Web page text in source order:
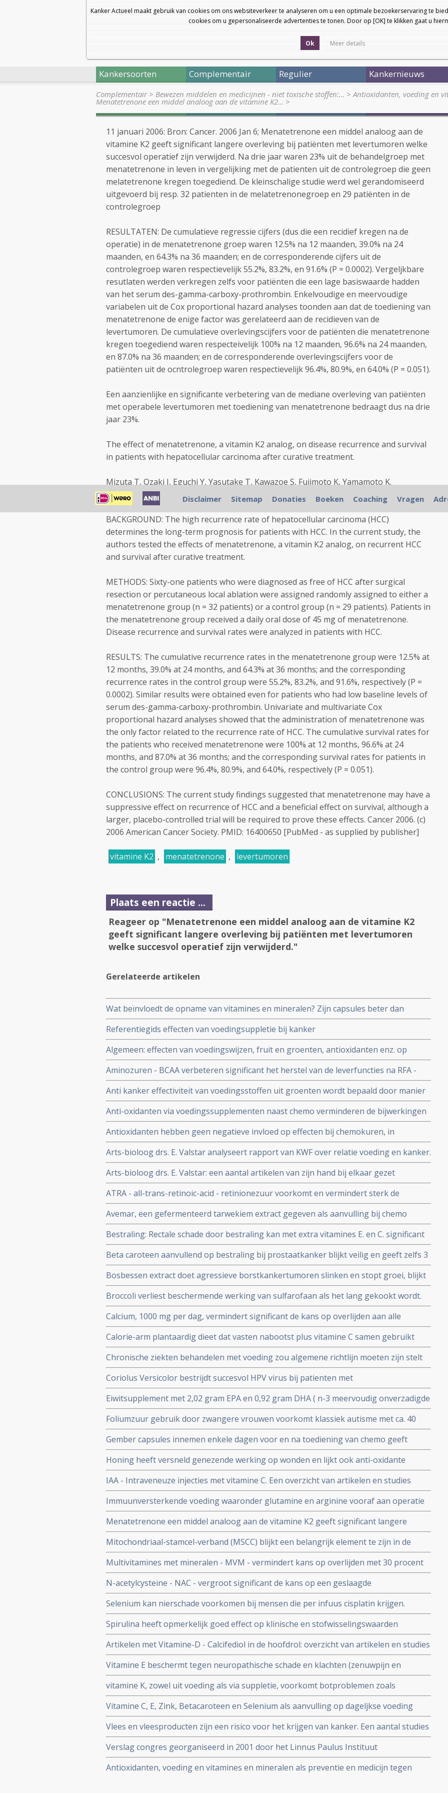
Kanker Actueel maakt gebruik van cookies om ons websiteverkeer te analyseren om u een optimale bezoekerservaring te
cookies om u gepersonaliseerde advertenties te tonen. Door op [OK] te klikken gaat u
Ok Meer details
Kankersoorten Complementair Regulier Kankernieuws
Complementair> Bewezen middelen en medicijnen - niet toxische stoffen:… >Antioxidanten, voeding en
Menatetrenone een middel analoog aan de vitamine K2… >
11 januari 2006: Bron: Cancer. 2006 Jan 6; Menatetrenone een middel analoog aan de
vitamine K2 geeft significant langere overleving bij patiënten met levertumoren welke
succesvol operatief zijn verwijderd. Na drie jaar waren 23% uit de behandelgroep met
menatetrenone in leven in vergelijking met de patienten uit de controlegroep die geen
melatetrenone kregen toegediend. De kleinschalige studie werd wel gerandomiseerd
uitgevoerd bij resp. 32 patienten in de melatetrenonegroep en 29 patiënten in de
controlegroep
RESULTATEN: De cumulatieve regressie cijfers (dus die een recidief kregen na de
operatie) in de menatetrenone groep waren 12.5% na 12 maanden, 39.0% na 24
maanden, en 64.3% na 36 maanden; en de corresponderende cijfers uit de
controlegroep waren respectievelijk 55.2%, 83.2%, en 91.6% (P = 0.0002). Vergeljkbare
resutlaten werden verkregen zelfs voor patiënten die een lage basiswaarde hadden
van het serum des-gamma-carboxy-prothrombin. Enkelvoudige en meervoudige
variabelen uit de Cox proportional hazard analyses toonden aan dat de toediening van
menatetrenone de enige factor was gerelateerd aan de recidieven van de
levertumoren. De cumulatieve overlevingscijfers voor de patiënten die menatetrenone
kregen toegediend waren respecteivelijk 100% na 12 maanden, 96.6% na 24 maanden,
en 87.0% na 36 maanden; en de corresponderende overlevingscijfers voor de
patiënten uit de ocntrolegroep waren respectievelijk 96.4%, 80.9%, en 64.0% (P = 0.051).
Een aanzienlijke en significante verbetering van de mediane overleving van patiënten
met operabele levertumoren met toediening van menatetrenone bedraagt dus na drie
jaar 23%.
The effect of menatetrenone, a vitamin K2 analog, on disease recurrence and survival
in patients with hepatocellular carcinoma after curative treatment.
Mizuta T, Ozaki I, Eguchi Y, Yasutake T, Kawazoe S, Fujimoto K, Yamamoto K.
Department of Internal Medicine, Saga Medical School, Saga, Japan.
BACKGROUND: The high recurrence rate of hepatocellular carcinoma (HCC)
determines the long-term prognosis for patients with HCC. In the current study, the
authors tested the effects of menatetrenone, a vitamin K2 analog, on recurrent HCC
and survival after curative treatment.
METHODS: Sixty-one patients who were diagnosed as free of HCC after surgical
resection or percutaneous local ablation were assigned randomly assigned to either a
menatetrenone group (n = 32 patients) or a control group (n = 29 patients). Patients in
the menatetrenone group received a daily oral dose of 45 mg of menatetrenone.
Disease recurrence and survival rates were analyzed in patients with HCC.
RESULTS: The cumulative recurrence rates in the menatetrenone group were 12.5% at
12 months, 39.0% at 24 months, and 64.3% at 36 months; and the corresponding
recurrence rates in the control group were 55.2%, 83.2%, and 91.6%, respectively (P =
0.0002). Similar results were obtained even for patients who had low baseline levels of
serum des-gamma-carboxy-prothrombin. Univariate and multivariate Cox
proportional hazard analyses showed that the administration of menatetrenone was
the only factor related to the recurrence rate of HCC. The cumulative survival rates for
the patients who received menatetrenone were 100% at 12 months, 96.6% at 24
months, and 87.0% at 36 months; and the corresponding survival rates for patients in
the control group were 96.4%, 80.9%, and 64.0%, respectively (P = 0.051).
CONCLUSIONS: The current study findings suggested that menatetrenone may have a
suppressive effect on recurrence of HCC and a beneficial effect on survival, although a
larger, placebo-controlled trial will be required to prove these effects. Cancer 2006. (c)
2006 American Cancer Society. PMID: 16400650 [PubMed - as supplied by publisher]
vitamine K2 , menatetrenone , levertumoren
Plaats een reactie ...
Reageer op "Menatetrenone een middel analoog aan de vitamine K2
geeft significant langere overleving bij patiënten met levertumoren
welke succesvol operatief zijn verwijderd."
Gerelateerde artikelen
Wat beïnvloedt de opname van vitamines en mineralen? Zijn capsules beter dan
tabletten? Alf Knutzen directeur van Alfytal schrijft hierover interessant artikel
Referentiegids effecten van voedingsuppletie bij kanker
Algemeen: effecten van voedingswijzen, fruit en groenten, antioxidanten enz. op
voorkomen van kanker en als aanvulling bij behandelngen van kanker: een overzicht
Aminozuren - BCAA verbeteren significant het herstel van de leverfuncties na RFA -
Radio Frequency Ablation van primaire leverkanker
Anti kanker effectiviteit van voedingsstoffen uit groenten wordt bepaald door manier
van bewaren en bereiding. Stomen is beter dan koken, rauw soms het beste
Anti-oxidanten via voedingssupplementen naast chemo verminderen de bijwerkingen
verbetert de effectiviteit van chemo en zorgt voor betere overall overleving blijkt uit
grote meta-analyse van 93 gerandomiseerde studies
Antioxidanten hebben geen negatieve invloed op effecten bij chemokuren, in
tegendeel: antioxidanten verbeteren de kwaliteit van leven door verminderde
bijwerkingen en verbeteren de effectiviteit van de chemokuren aanzienlijk.
Arts-bioloog drs. E. Valstar analyseert rapport van KWF over relatie voeding en kanker.
Deel 1: De rol van fruit en groente bij kanker.
Arts-bioloog drs. E. Valstar: een aantal artikelen van zijn hand bij elkaar gezet
waaronder ook enkele publicaties in kranten of tijdschriften
ATRA - all-trans-retinoic-acid - retinionezuur voorkomt en vermindert sterk de
tumorgroei bij darmkanker blijkt uit dierstudies en darmflora van
darmkankerpatienten
Avemar, een gefermenteerd tarwekiem extract gegeven als aanvulling bij chemo
(dacarbazine) verlengt overlevingstijd bij melanoompatienten en bij
darmkankerpatienten met extra groot risico.
Bestraling: Rectale schade door bestraling kan met extra vitamines E. en C. significant
verminderd en sneller hersteld worden, blijkt uit studie met 20 patiënten.
Beta caroteen aanvullend op bestraling bij prostaatkanker blijkt veilig en geeft zelfs 3
procent meer 10 jaars- overlevingen, bljikt uit placebo gecontroleerde
gerandomiseerde studie
Bosbessen extract doet agressieve borstkankertumoren slinken en stopt groei, blijkt
uit dierstudies
Broccoli verliest beschermende werking van sulfarofaan als het lang gekookt wordt.
Beter is broccoli korter koken/stomen of nog beter rauw eten.
Calcium, 1000 mg per dag, vermindert significant de kans op overlijden aan alle
oorzaken, met name vrouwen profiteren van calcium gebruik ofwel via extra suppletie
of via voeding
Calorie-arm plantaardig dieet dat vasten nabootst plus vitamine C samen gebruikt
blijkt uitstekende niet-toxische behandeling voor KRAS gemuteerde kankercellen van
spijsverteringskanker, waaronder darmkanker en alvleesklierkanker.
Chronische ziekten behandelen met voeding zou algemene richtlijn moeten zijn stelt
ZonMw na onderzoek van Wageningen University & Research en de Universiteit van
Groningen
Coriolus Versicolor bestrijdt succesvol HPV virus bij patienten met
baarmoederhalstumoren en reduceert grootte tumoren en graad van
kwaadaardigheid. Na 1 jaar was 91% van het HPV virus verdwenen in suppletiegroep
Eiwitsupplement met 2,02 gram EPA en 0,92 gram DHA ( n-3 meervoudig onverzadigde
vetzuren (FA)) per dag tijdens de behandelingsperiode verbetert significant de
levenskwaliteit bij patienten met niet-klein-cellige longkanker (NSCLC)
Foliumzuur gebruik door zwangere vrouwen voorkomt klassiek autisme met ca. 40
procent
Gember capsules innemen enkele dagen voor en na toediening van chemo geeft
beduidend minder misselijkheid en overgeven door de chemo. Aldus een dubbelblinde
gerandomiseerde fase III studie met 644 kankerpatienten
Honing heeft versneld genezende werking op wonden en lijkt ook anti-oxidante
werking te hebben en lijkt alternatief voor suiker
IAA - Intraveneuze injecties met vitamine C. Een overzicht van artikelen en studies
Immuunversterkende voeding waaronder glutamine en arginine vooraf aan operatie
van spijsverteringskanker significant zorgt voor minder infecties en significant korter
verblijf in ziekenhuis en betere weerstand
Menatetrenone een middel analoog aan de vitamine K2 geeft significant langere
overleving bij patiënten met levertumoren welke succesvol operatief zijn verwijderd.
Mitochondriaal-stamcel-verband (MSCC) blijkt een belangrijk element te zijn in de
therapeutische benadering van kanker via orthomoleculaire aanpak. Blijkt uit nieuwe
studie met protocol hoe dat te bewerkstelligen
Multivitamines met mineralen - MVM - vermindert kans op overlijden met 30 procent
voor oudere vrouwen met borstkanker
N-acetylcysteïne - NAC - vergroot significant de kans op een geslaagde
levertransplantatie
Selenium kan nierschade voorkomen bij mensen die per infuus cisplatin krijgen.
Spirulina heeft opmerkelijk goed effect op klinische en stofwisselingswaarden
(metabole parameters) bij de ziekte van Alzheimer
Artikelen met Vitamine-D - Calcifediol in de hoofdrol: overzicht van artikelen en studies
Vitamine E beschermt tegen neuropathische schade en klachten (zenuwpijn en
aantasting van de zenuwen)bij chemokuren met paclitaxel
vitamine K, zowel uit voeding als via suppletie, voorkomt botproblemen zoals
botbreuken en osteoperose en kan belangrijk zijn voor vrouwen met borstkanker die
een hormoonkuur volgen.
Vitamine C, E, Zink, Betacaroteen en Selenium als aanvulling op dageljkse voeding
voorkomt ontwikkelen van kanker, aldus 7,5 jarige studie onder 13.000 mensen.
Vlees en vleesproducten zijn een risico voor het krijgen van kanker. Een aantal studies
en artikelen bij elkaar gezet over risico van te veel (rood) vlees eten
Verslag congres georganiseerd in 2001 door het Linnus Paulus Instituut
Antioxidanten, voeding en vitamines en mineralen als preventie en medicijn tegen
Disclaimer Sitemap Donaties Boeken Coaching Vragen